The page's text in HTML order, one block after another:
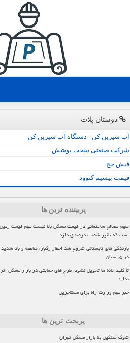
دوستان پلات
آب شیرین کن - دستگاه آب شیرین کن
شرکت صنعتی سخت پوشش
فیش حج
قیمت بیسیم کنوود
پربیننده ترین ها
سهم مصالح ساختمانی در قیمت مسکن بالا نیست مهم قیمت زمین
است که تاثیر شصت درصدی دارد
بارندگی های تابستانی شروع شد اخطار رگبار، صاعقه و باد شدید
در ۵ استان
تا کلید خانه ها تحویل نشود، طرح های حمایتی در بازار مسکن اثر
ندارد
خبر مهم وزارت راه برای مستاجرین
پربحث ترین ها
شوک سنگین به بازار مسکن تهران